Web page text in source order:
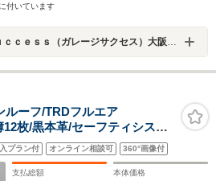
付いています
レージサクセス）大阪外環店 クラウン・マークＸ セダン専門店
ーフ/TRDフルエア
枚/黒本革/セーフティシステ
ー/パノラミックビューモニ
ン/エアロカスタム/エアサス
ナビ
プラン付 オンライン相談可 360°画像付
支払総額 本体価格